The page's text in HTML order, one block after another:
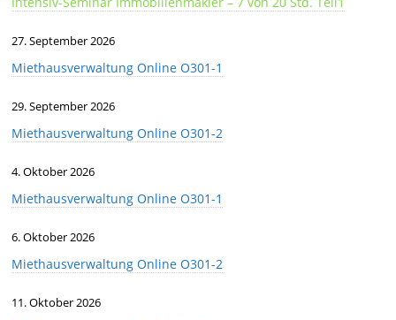
27. September 2026
Miethausverwaltung Online O301-1
29. September 2026
Miethausverwaltung Online O301-2
4. Oktober 2026
Miethausverwaltung Online O301-1
6. Oktober 2026
Miethausverwaltung Online O301-2
11. Oktober 2026